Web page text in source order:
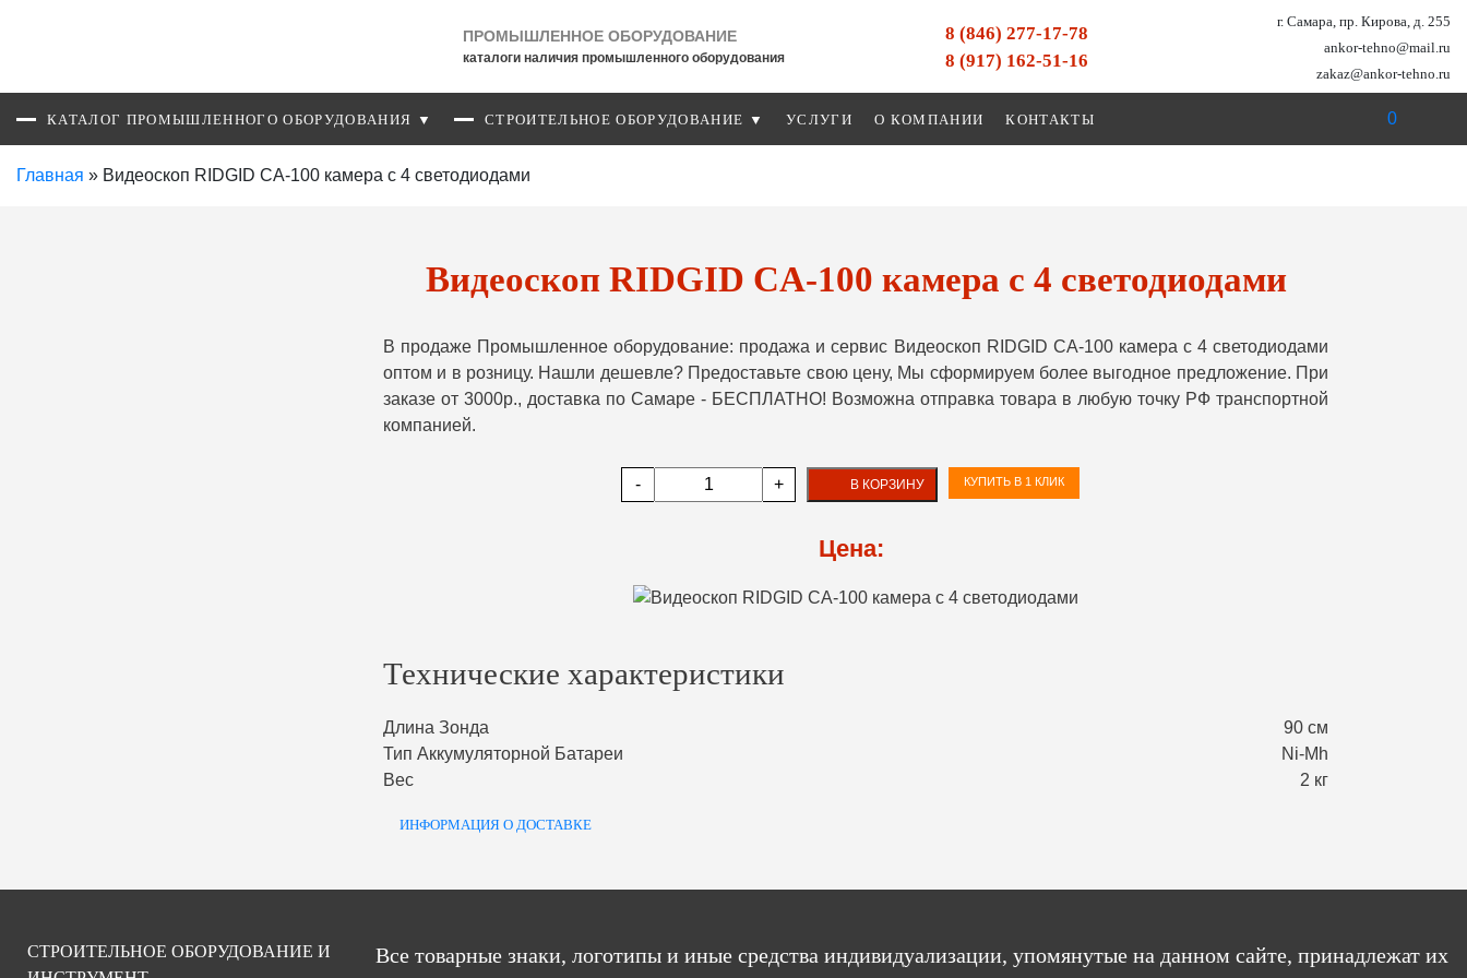
ПРОМЫШЛЕННОЕ ОБОРУДОВАНИЕ
каталоги наличия промышленного оборудования
8 (846) 277-17-78
8 (917) 162-51-16
г. Самара, пр. Кирова, д. 255
ankor-tehno@mail.ru
zakaz@ankor-tehno.ru
КАТАЛОГ ПРОМЫШЛЕННОГО ОБОРУДОВАНИЯ ▼ СТРОИТЕЛЬНОЕ ОБОРУДОВАНИЕ ▼ УСЛУГИ О КОМПАНИИ КОНТАКТЫ 0
Главная » Видеоскоп RIDGID CA-100 камера с 4 светодиодами
Видеоскоп RIDGID CA-100 камера с 4 светодиодами
В продаже Промышленное оборудование: продажа и сервис Видеоскоп RIDGID CA-100 камера с 4 светодиодами
оптом и в розницу. Нашли дешевле? Предоставьте свою цену, Мы сформируем более выгодное предложение. При
заказе от 3000р., доставка по Самаре - БЕСПЛАТНО! Возможна отправка товара в любую точку РФ транспортной
компанией.
- + В КОРЗИНУ КУПИТЬ В 1 КЛИК
Цена:
Технические характеристики
Длина Зонда
90 см
Тип Аккумуляторной Батареи
Ni-Mh
Вес
2 кг
ИНФОРМАЦИЯ О ДОСТАВКЕ
СТРОИТЕЛЬНОЕ ОБОРУДОВАНИЕ И
Все товарные знаки, логотипы и иные средства индивидуализации, упомянутые на данном сайте, принадлежат их